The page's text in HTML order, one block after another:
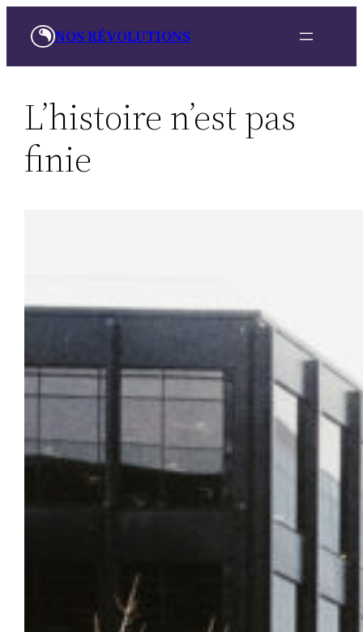
NOS RÉVOLUTIONS
L’histoire n’est pas
finie